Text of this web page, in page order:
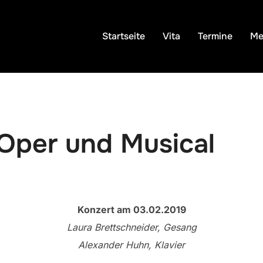
Startseite Vita Termine
und Musical
Konzert am 03.02.2019
Laura Brettschneider, Gesang
Alexander Huhn, Klavier